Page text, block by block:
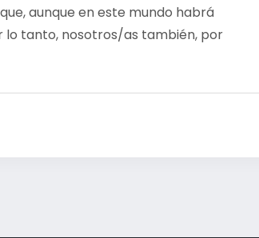
aunque en este mundo habrá
lo tanto, nosotros/as también, por